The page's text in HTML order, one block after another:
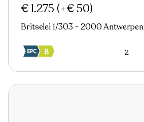
€ 1.275 (+€ 50)
Britselei 1/303 - 2000 Antwerpen
2